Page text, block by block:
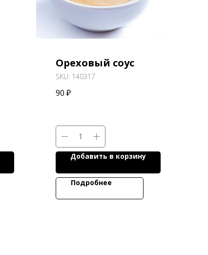
Ореховый соус
SKU: 140317
90 ₽
Добавить в корзину
Подробнее